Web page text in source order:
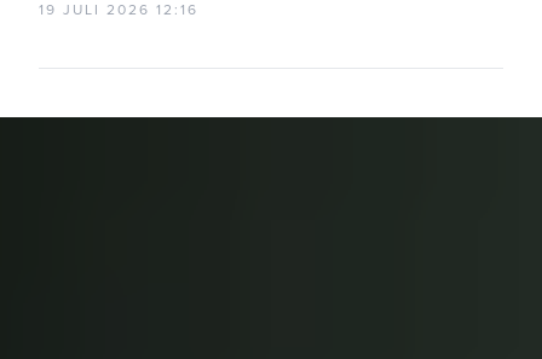
19 JULI 2026 12:16